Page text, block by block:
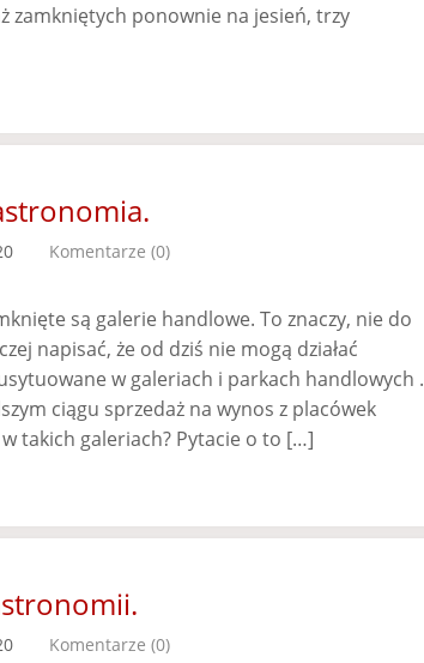
zamkniętych ponownie na jesień, trzy
Komentarze (0)
są galerie handlowe. To znaczy, nie do
napisać, że od dziś nie mogą działać
w galeriach i parkach handlowych .
ciągu sprzedaż na wynos z placówek
takich galeriach? Pytacie o to […]
Komentarze (0)